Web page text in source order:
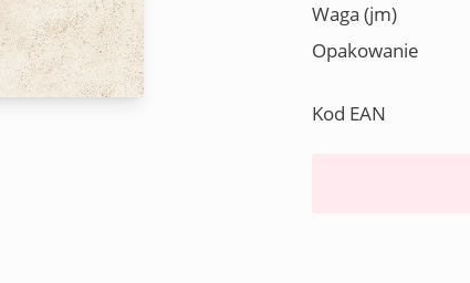
Waga (jm)
Opakowanie
Kod EAN